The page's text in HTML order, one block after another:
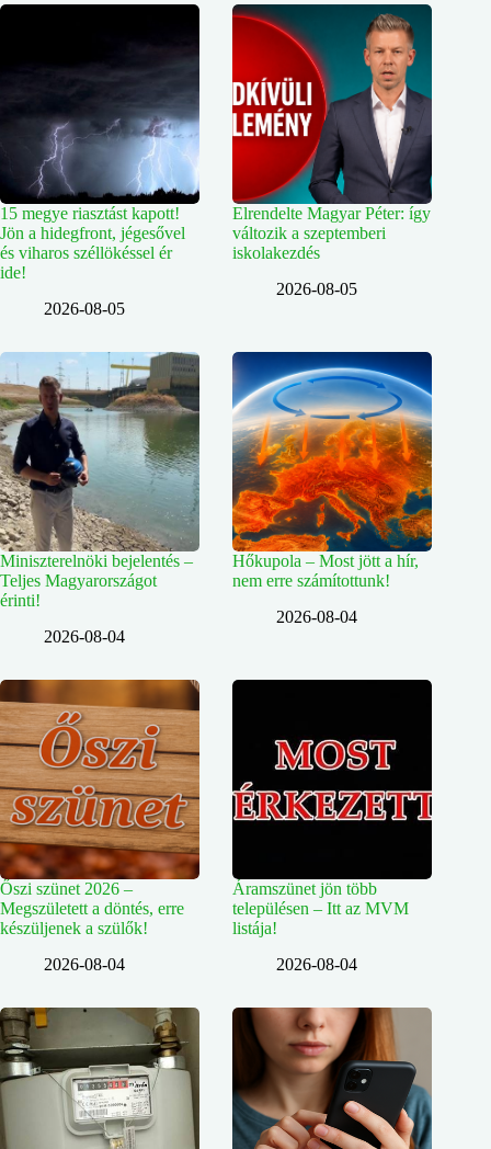
15 megye riasztást kapott!
Jön a hidegfront, jégesővel
és viharos széllökéssel ér
ide!
2026-08-05
Elrendelte Magyar Péter: így
változik a szeptemberi
iskolakezdés
2026-08-05
Miniszterelnöki bejelentés –
Teljes Magyarországot
érinti!
2026-08-04
Hőkupola – Most jött a hír,
nem erre számítottunk!
2026-08-04
Őszi szünet 2026 –
Megszületett a döntés, erre
készüljenek a szülők!
2026-08-04
Áramszünet jön több
településen – Itt az MVM
listája!
2026-08-04